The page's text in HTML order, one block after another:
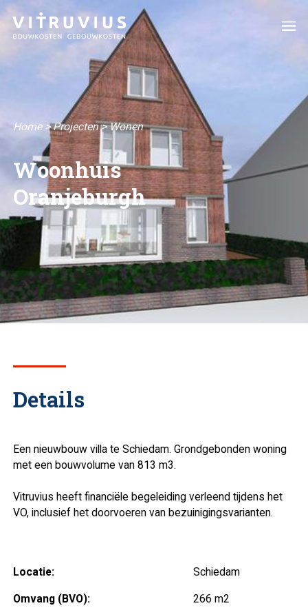
Home>Projecten>Wonen
Woonhuis
Oranjeburgh
Details
Een nieuwbouw villa te Schiedam. Grondgebonden woning
met een bouwvolume van 813 m3.
Vitruvius heeft financiële begeleiding verleend tijdens het
VO, inclusief het doorvoeren van bezuinigingsvarianten.
Locatie: Schiedam
Omvang (BVO): 266 m2